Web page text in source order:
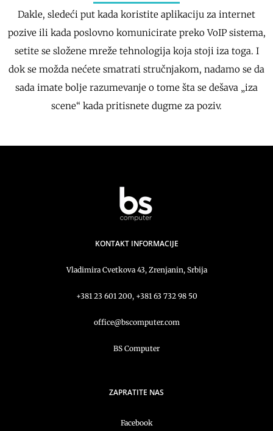
Dakle, sledeći put kada koristite aplikaciju za internet
pozive ili kada poslovno komunicirate preko VoIP sistema,
setite se složene mreže tehnologija koja stoji iza toga. I
dok se možda nećete smatrati stručnjakom, nadamo se da
sada imate bolje razumevanje o tome šta se dešava „iza
scene“ kada pritisnete dugme za poziv.
KONTAKT INFORMACIJE
Vladimira Cvetkova 43, Zrenjanin, Srbija
+381 23 601 200, +381 63 732 98 50
office@bscomputer.com
BS Computer
ZAPRATITE NAS
Facebook